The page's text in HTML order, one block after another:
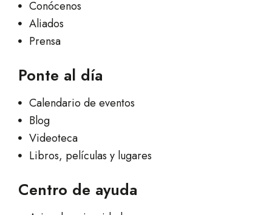
Conócenos
Aliados
Prensa
Ponte al día
Calendario de eventos
Blog
Videoteca
Libros, películas y lugares
Centro de ayuda